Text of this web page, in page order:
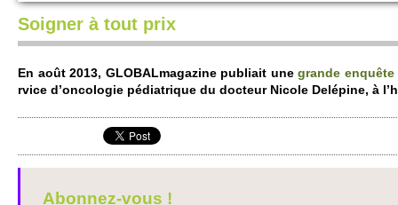
Soigner à tout prix
En août 2013, GLOBALmagazine publiait unegrande enquête
rvice d’onco­logie pédiatrique du do­cteur Ni­cole Delépine, à
Abonnez-vous !